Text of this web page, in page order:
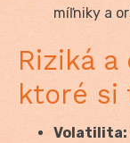
míľniky a
Riziká
ktoré si
Volatilita: